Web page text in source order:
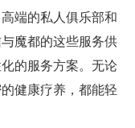
端的私人俱乐部和
魔都的这些服务供
的服务方案。无论
健康疗养，都能轻